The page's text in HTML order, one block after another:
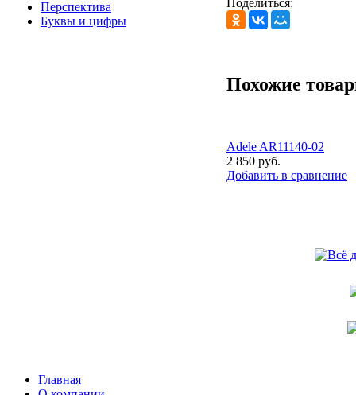
Перспектива
Буквы и цифры
Похожие
Adele AR11140-02
2 850 руб.
Добавить в сравнение
Главная